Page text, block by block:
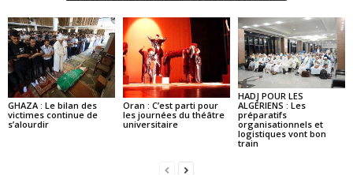
GHAZA : Le bilan des
victimes continue de
s’alourdir
Oran : C’est parti pour
les journées du théâtre
universitaire
HADJ POUR LES
ALGÉRIENS : Les
préparatifs
organisationnels et
logistiques vont bon
train